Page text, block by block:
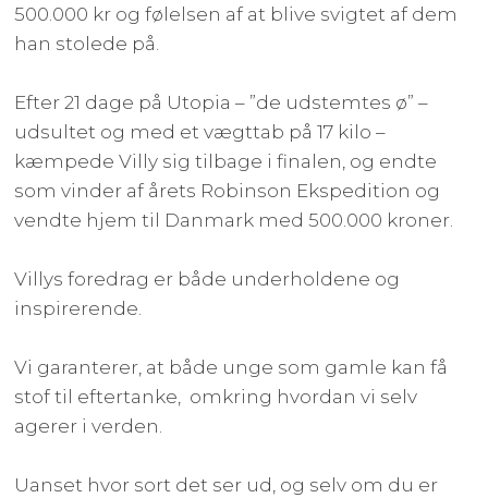
500.000 kr og følelsen af at blive svigtet af dem
han stolede på.
Efter 21 dage på Utopia – ”de udstemtes ø” –
udsultet og med et vægttab på 17 kilo –
kæmpede Villy sig tilbage i finalen, og endte
som vinder af årets Robinson Ekspedition og
vendte hjem til Danmark med 500.000 kroner.
Villys foredrag er både underholdene og
inspirerende.
Vi garanterer, at både unge som gamle kan få
stof til eftertanke, omkring hvordan vi selv
agerer i verden.
Uanset hvor sort det ser ud, og selv om du er